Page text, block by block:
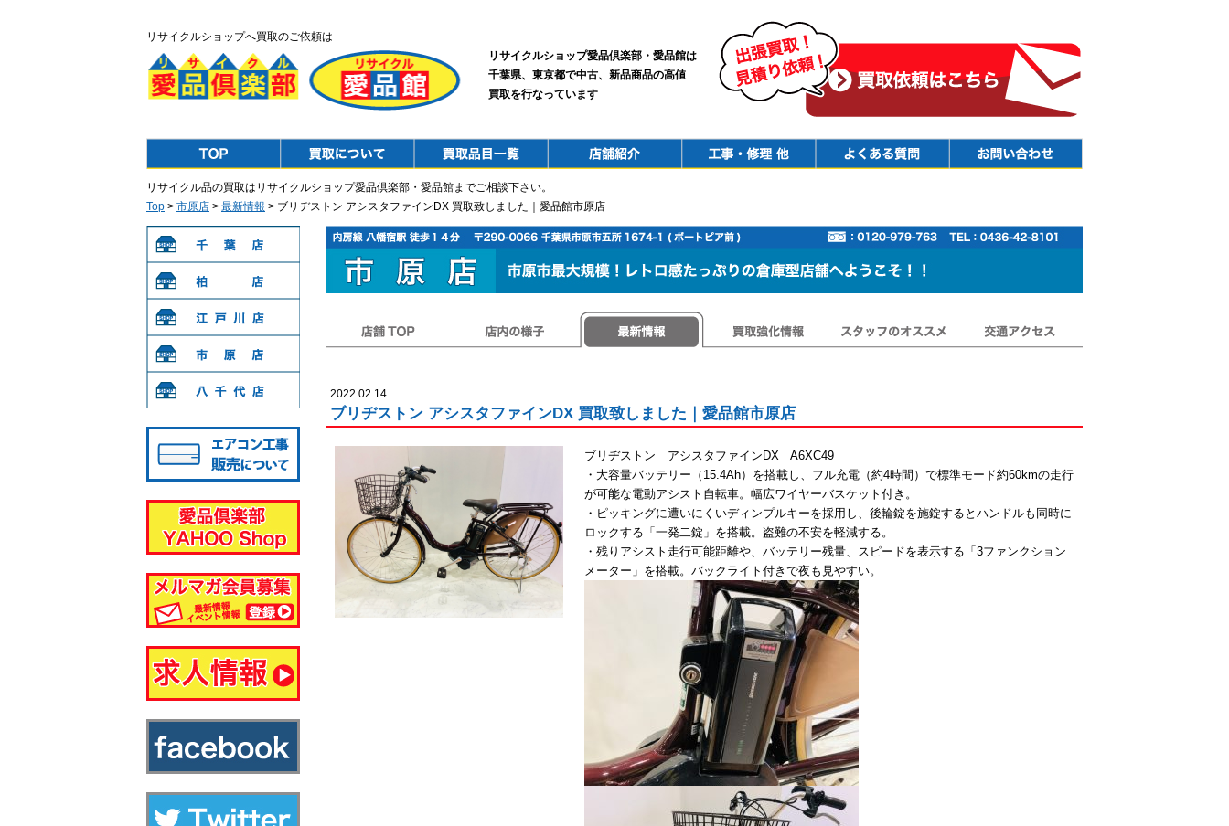
リサイクルショップへ買取のご依頼は
リサイクルショップ愛品倶楽部・愛品館は
千葉県、東京都で中古、新品商品の高値
買取を行なっています
リサイクル品の買取はリサイクルショップ愛品倶楽部・愛品館までご相談下さい。
Top > 市原店 > 最新情報 > ブリヂストン アシスタファインDX 買取致しました｜愛品館市原店
2022.02.14
ブリヂストン アシスタファインDX 買取致しました｜愛品館市原店
ブリヂストン アシスタファインDX A6XC49
・大容量バッテリー（15.4Ah）を搭載し、フル充電（約4時間）で標準モード約60kmの走行
が可能な電動アシスト自転車。幅広ワイヤーバスケット付き。
・ピッキングに遭いにくいディンプルキーを採用し、後輪錠を施錠するとハンドルも同時に
ロックする「一発二錠」を搭載。盗難の不安を軽減する。
・残りアシスト走行可能距離や、バッテリー残量、スピードを表示する「3ファンクション
メーター」を搭載。バックライト付きで夜も見やすい。